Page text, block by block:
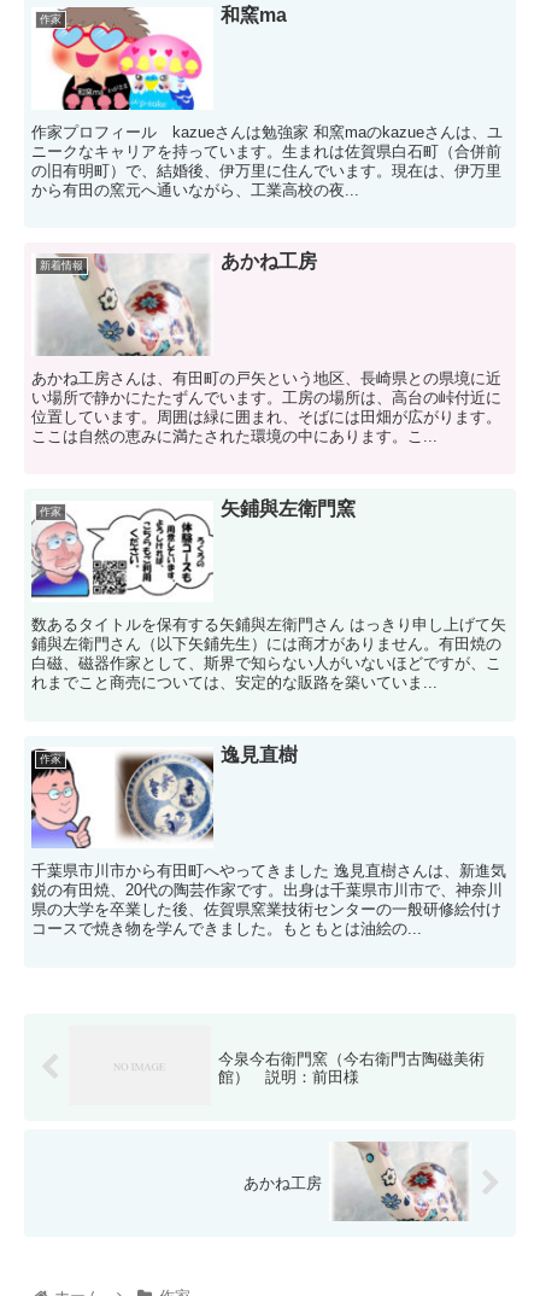
作家 和窯ma
作家プロフィール kazueさんは勉強家 和窯maのkazueさんは、ユ
ニークなキャリアを持っています。生まれは佐賀県白石町（合併前
の旧有明町）で、結婚後、伊万里に住んでいます。現在は、伊万里
から有田の窯元へ通いながら、工業高校の夜...
新着情報 あかね工房
あかね工房さんは、有田町の戸矢という地区、長崎県との県境に近
い場所で静かにたたずんでいます。工房の場所は、高台の峠付近に
位置しています。周囲は緑に囲まれ、そばには田畑が広がります。
ここは自然の恵みに満たされた環境の中にあります。こ...
作家 矢鋪與左衛門窯
数あるタイトルを保有する矢鋪與左衛門さん はっきり申し上げて矢
鋪與左衛門さん（以下矢鋪先生）には商才がありません。有田焼の
白磁、磁器作家として、斯界で知らない人がいないほどですが、こ
れまでこと商売については、安定的な販路を築いていま...
作家 逸見直樹
千葉県市川市から有田町へやってきました 逸見直樹さんは、新進気
鋭の有田焼、20代の陶芸作家です。出身は千葉県市川市で、神奈川
県の大学を卒業した後、佐賀県窯業技術センターの一般研修絵付け
コースで焼き物を学んできました。もともとは油絵の...
今泉今右衛門窯（今右衛門古陶磁美術
館） 説明：前田様
あかね工房